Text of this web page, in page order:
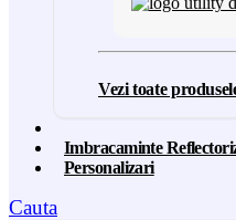
Vezi toate
Imbracaminte
Personalizari
Cauta